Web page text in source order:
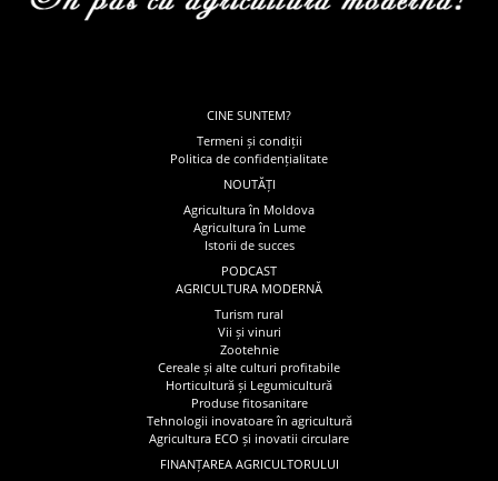
CINE SUNTEM?
Termeni și condiții
Politica de confidențialitate
NOUTĂȚI
Agricultura în Moldova
Agricultura în Lume
Istorii de succes
PODCAST
AGRICULTURA MODERNĂ
Turism rural
Vii și vinuri
Zootehnie
Cereale și alte culturi profitabile
Horticultură și Legumicultură
Produse fitosanitare
Tehnologii inovatoare în agricultură
Agricultura ECO și inovatii circulare
FINANȚAREA AGRICULTORULUI